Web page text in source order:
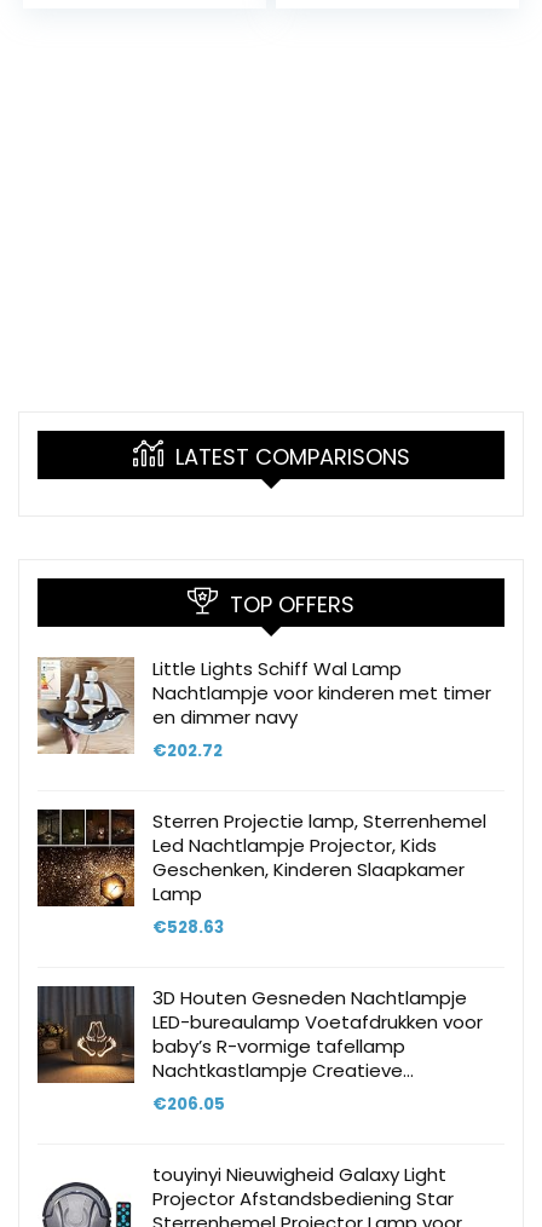
LATEST COMPARISONS
TOP OFFERS
Little Lights Schiff Wal Lamp
Nachtlampje voor kinderen met timer
en dimmer navy
€202.72
Sterren Projectie lamp, Sterrenhemel
Led Nachtlampje Projector, Kids
Geschenken, Kinderen Slaapkamer
Lamp
€528.63
3D Houten Gesneden Nachtlampje
LED-bureaulamp Voetafdrukken voor
baby’s R-vormige tafellamp
Nachtkastlampje Creatieve…
€206.05
touyinyi Nieuwigheid Galaxy Light
Projector Afstandsbediening Star